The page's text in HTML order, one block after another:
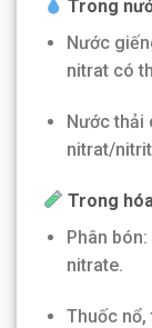
Trong
Nước
nitrat có
Nước thải
nitrat/
Trong
Phân
nitrate.
Thuốc nổ,